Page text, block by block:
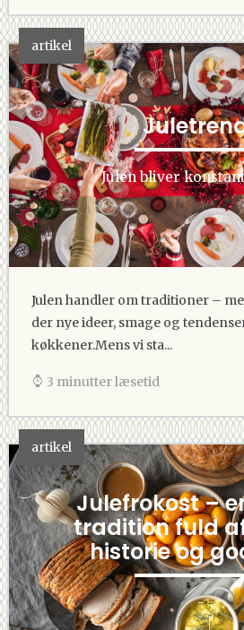
artikel
Julen bliver
Julen handler om traditioner –
der nye ideer, smage og
køkkener.Mens vi sta...
3 minutter læsetid
artikel
Julefrokost –
tradition fuld
historie og
-